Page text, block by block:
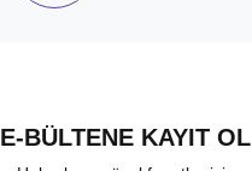
E-BÜLTENE KAYIT OL